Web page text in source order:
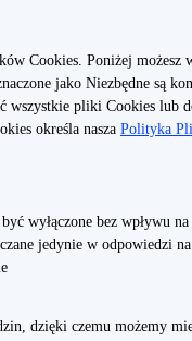
elektronicznych urządzeń,
jest o wielu sprzętach
odkurzacz realme Techlife
światła. Rolą
W przypadku
czynności bez
której można nimi
ogromny,
Cookies. Poniżej możesz
jako Niezbędne są
wszystkie pliki Cookies lub
określa nasza Polityka
wyłączone bez wpływu
jedynie w odpowiedzi
dzięki czemu możemy